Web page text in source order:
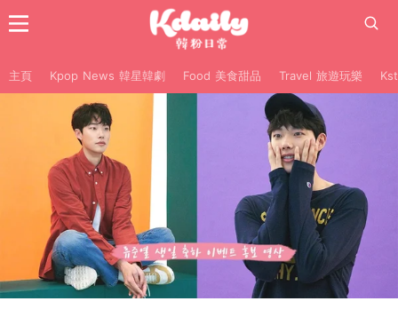
主頁 Kpop News 韓星韓劇 Food 美食甜品 Travel 旅遊玩樂